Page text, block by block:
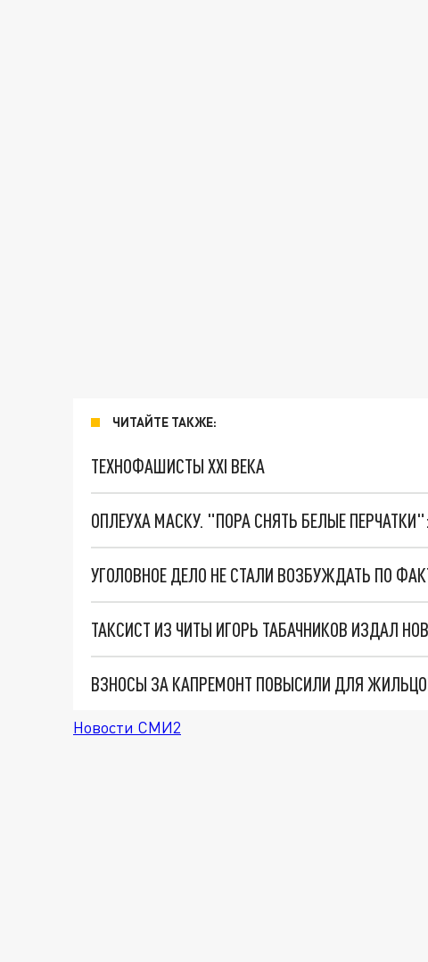
ЧИТАЙТЕ ТАКЖЕ:
ТЕХНОФАШИСТЫ XXI ВЕКА
ОПЛЕУХА МАСКУ. "ПОРА СНЯТЬ БЕЛЫЕ
УГОЛОВНОЕ ДЕЛО НЕ СТАЛИ ВОЗБУЖДАТЬ ПО
ТАКСИСТ ИЗ ЧИТЫ ИГОРЬ ТАБАЧНИКОВ ИЗДАЛ
ВЗНОСЫ ЗА КАПРЕМОНТ ПОВЫСИЛИ ДЛЯ
Новости СМИ2